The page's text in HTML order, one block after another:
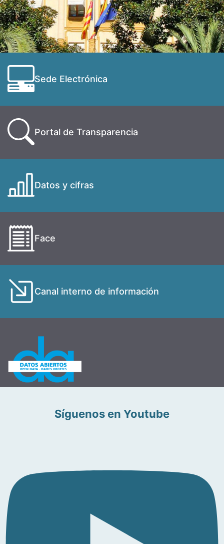
Sede Electrónica
Portal de Transparencia
Datos y cifras
Face
Canal interno de información
Síguenos en Youtube